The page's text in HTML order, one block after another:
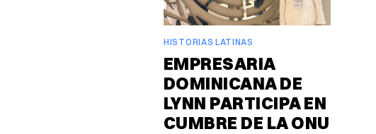
HISTORIAS LATINAS
EMPRESARIA
DOMINICANA DE
LYNN PARTICIPA EN
CUMBRE DE LA ONU